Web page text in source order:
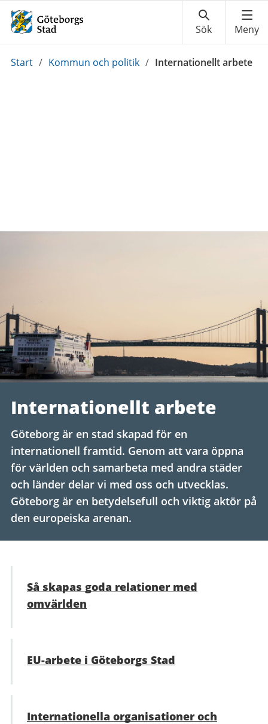
Du
Start / Kommun och politik / Internationellt arbete
Internationellt arbete
Göteborg är en stad skapad för en
internationell framtid. Genom att vara öppna
för världen och samarbeta med andra städer
och länder delar vi med oss och utvecklas.
Göteborg är en betydelsefull och viktig aktör på
den europeiska arenan.
Så skapas goda relationer med
omvärlden
EU-arbete i Göteborgs Stad
Internationella organisationer och